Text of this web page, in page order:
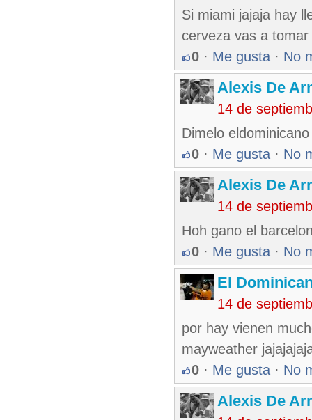
Si miami jajaja hay
cerveza vas a
0 · Me gusta · No
Alexis De
14 de
Dimelo
0 · Me gusta · No
Alexis De
14 de
Hoh gano el
0 · Me gusta · No
El
14 de
por hay vienen
mayweather
0 · Me gusta · No
Alexis De